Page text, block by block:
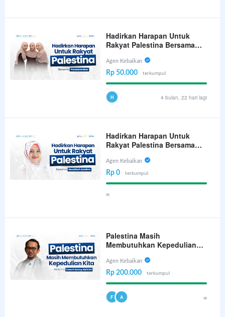
Hadirkan Harapan Untuk
Rakyat Palestina Bersama
Agen Kebaikan
Rp 50.000 terkumpul
H 4 bulan, 22 hari lagi
Hadirkan Harapan Untuk
Rakyat Palestina Bersama
Agen Kebaikan
Rp 0 terkumpul
∞
Palestina Masih
Membutuhkan Kepedulian
Agen Kebaikan
Rp 200.000 terkumpul
F A ∞